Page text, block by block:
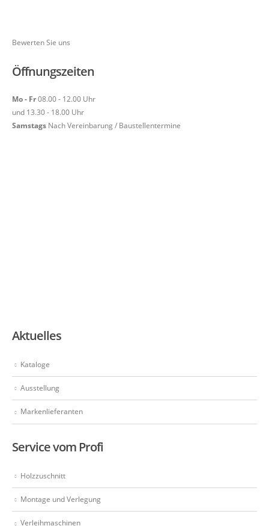
Bewerten Sie uns
Öffnungszeiten
Mo - Fr08.00 - 12.00 Uhr
und 13.30 - 18.00 Uhr
Samstags Nach Vereinbarung / Baustellentermine
Aktuelles
Kataloge
Ausstellung
Markenlieferanten
Service vom Profi
Holzzuschnitt
Montage und Verlegung
Verleihmaschinen